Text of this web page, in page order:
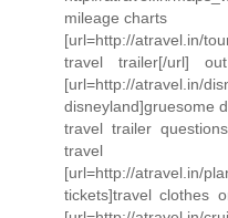
mileage charts
[url=http://atravel.in/
travel trailer[/url]
[url=http://atravel.in/
disneyland]gruesome
travel trailer
travel
[url=http://atravel.in/
tickets]travel clothes